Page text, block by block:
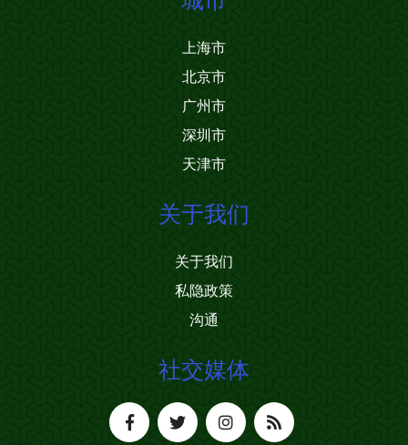
上海市
北京市
广州市
深圳市
天津市
关于我们
关于我们
私隐政策
沟通
社交媒体